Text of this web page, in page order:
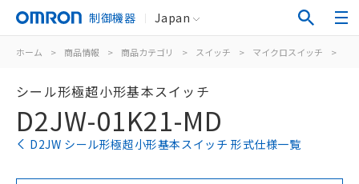
制御機器 Japan
ホーム > 商品情報 > 商品カテゴリ > スイッチ > マイクロスイッチ >
シール形極超小形基本スイッチ
D2JW-01K21-MD
D2JW シール形極超小形基本スイッチ 形式仕様一覧